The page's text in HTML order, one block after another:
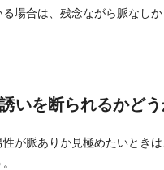
る場合は、残念ながら脈なしか
いを断られるかど
が脈ありか見極めたいとき